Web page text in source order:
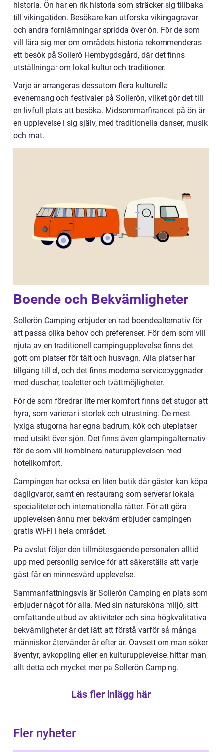
historia. Ön har en rik historia som sträcker sig tillbaka
till vikingatiden. Besökare kan utforska vikingagravar
och andra fornlämningar spridda över ön. För de som
vill lära sig mer om områdets historia rekommenderas
ett besök på Sollerö Hembygdsgård, där det finns
utställningar om lokal kultur och traditioner.
Varje år arrangeras dessutom flera kulturella
evenemang och festivaler på Sollerön, vilket gör det till
en livfull plats att besöka. Midsommarfirandet på ön är
en upplevelse i sig själv, med traditionella danser, musik
och mat.
Boende och Bekvämligheter
Sollerön Camping erbjuder en rad boendealternativ för
att passa olika behov och preferenser. För dem som vill
njuta av en traditionell campingupplevelse finns det
gott om platser för tält och husvagn. Alla platser har
tillgång till el, och det finns moderna servicebyggnader
med duschar, toaletter och tvättmöjligheter.
För de som föredrar lite mer komfort finns det stugor att
hyra, som varierar i storlek och utrustning. De mest
lyxiga stugorna har egna badrum, kök och uteplatser
med utsikt över sjön. Det finns även glampingalternativ
för de som vill kombinera naturupplevelsen med
hotellkomfort.
Campingen har också en liten butik där gäster kan köpa
dagligvaror, samt en restaurang som serverar lokala
specialiteter och internationella rätter. För att göra
upplevelsen ännu mer bekväm erbjuder campingen
gratis Wi-Fi i hela området.
På avslut följer den tillmötesgående personalen alltid
upp med personlig service för att säkerställa att varje
gäst får en minnesvärd upplevelse.
Sammanfattningsvis är Sollerön Camping en plats som
erbjuder något för alla. Med sin natursköna miljö, sitt
omfattande utbud av aktiviteter och sina högkvalitativa
bekvämligheter är det lätt att förstå varför så många
människor återvänder år efter år. Oavsett om man söker
äventyr, avkoppling eller en kulturupplevelse, hittar man
allt detta och mycket mer på Sollerön Camping.
Läs fler inlägg här
Fler nyheter